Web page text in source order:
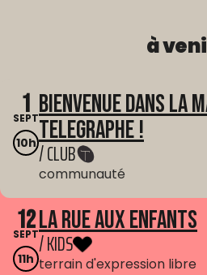
à
1
SEPT
10h
Bienvenue dans La
Telegraphe !
/ CLUB
communauté
12
SEPT
11h
La Rue aux enfants
/ KIDS
terrain d'expression libre